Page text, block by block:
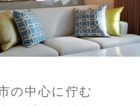
の中心に佇む